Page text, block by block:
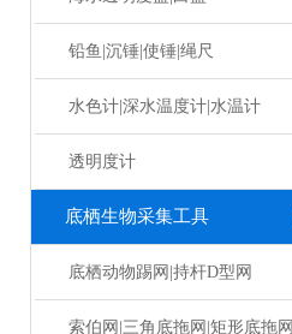
铅鱼|沉锤|使锤|绳尺
水色计|深水温度计|水温计
透明度计
底栖生物采集工具
底栖动物踢网|持杆D型网
索伯网|三角底拖网|矩形底拖网